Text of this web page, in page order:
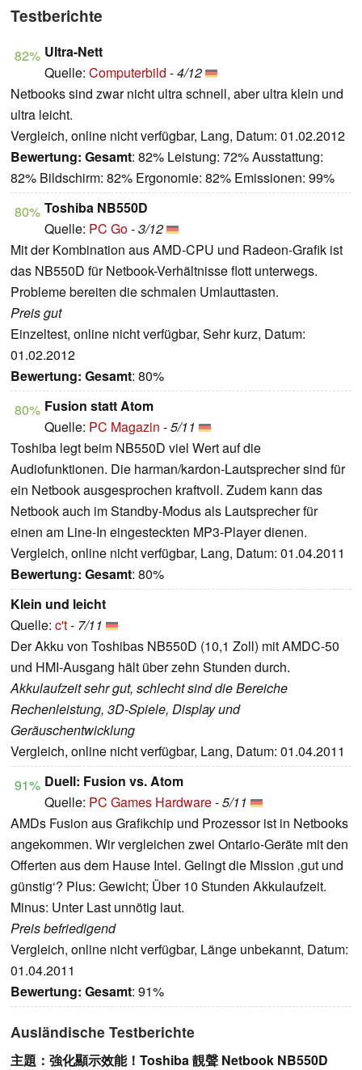
Testberichte
82% Ultra-Nett
Quelle: Computerbild -4/12
Netbooks sind zwar nicht ultra schnell, aber ultra klein und
ultra leicht.
Vergleich, online nicht verfügbar, Lang, Datum: 01.02.2012
Bewertung: Gesamt: 82% Leistung: 72% Ausstattung:
82% Bildschirm: 82% Ergonomie: 82% Emissionen: 99%
80% Toshiba NB550D
Quelle: PC Go-3/12
Mit der Kombination aus AMD-CPU und Radeon-Grafik ist
das NB550D für Netbook-Verhältnisse flott unterwegs.
Probleme bereiten die schmalen Umlauttasten.
Preis gut
Einzeltest, online nicht verfügbar, Sehr kurz, Datum:
01.02.2012
Bewertung: Gesamt: 80%
80% Fusion statt Atom
Quelle: PC Magazin -5/11
Toshiba legt beim NB550D viel Wert auf die
Audiofunktionen. Die harman/kardon-Lautsprecher sind für
ein Netbook ausgesprochen kraftvoll. Zudem kann das
Netbook auch im Standby-Modus als Lautsprecher für
einen am Line-In eingesteckten MP3-Player dienen.
Vergleich, online nicht verfügbar, Lang, Datum: 01.04.2011
Bewertung: Gesamt: 80%
Klein und leicht
Quelle: c't- 7/11
Der Akku von Toshibas NB550D (10,1 Zoll) mit AMDC-50
und HMI-Ausgang hält über zehn Stunden durch.
Akkulaufzeit sehr gut, schlecht sind die Bereiche
Rechenleistung, 3D-Spiele, Display und
Geräuschentwicklung
Vergleich, online nicht verfügbar, Lang, Datum: 01.04.2011
91% Duell: Fusion vs. Atom
Quelle: PC Games Hardware-5/11
AMDs Fusion aus Grafikchip und Prozessor ist in Netbooks
angekommen. Wir vergleichen zwei Ontario-Geräte mit den
Offerten aus dem Hause Intel. Gelingt die Mission ‚gut und
günstig‘? Plus: Gewicht; Über 10 Stunden Akkulaufzeit.
Minus: Unter Last unnötig laut.
Preis befriedigend
Vergleich, online nicht verfügbar, Länge unbekannt, Datum:
01.04.2011
Bewertung: Gesamt: 91%
Ausländische Testberichte
主題：強化顯示效能！Toshiba 靚聲 Netbook NB550D